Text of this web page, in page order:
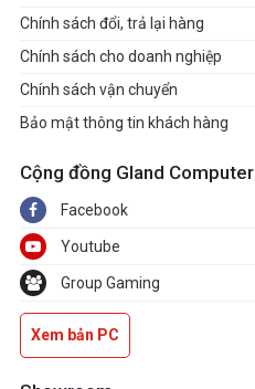
Chính sách đổi, trả lại hàng
Chính sách cho doanh nghiệp
Chính sách vận chuyển
Bảo mật thông tin khách hàng
Cộng đồng Gland Computer
Facebook
Youtube
Group Gaming
Xem bản PC